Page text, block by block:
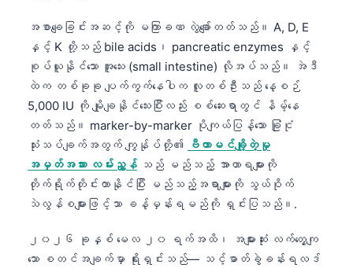
အစာချေခြင်းအဆင့်ကို မကြာခဏ လွဲချော်တတ်သည်။ A, D, E
နှင့် K တို့သည် bile acids၊ pancreatic enzymes နှင့်
စုပ်ယူနိုင်သော အူသေး (small intestine) လိုအပ်သည်။ အဲဒီ
ထဲက တစ်ခုခု ပျက်ကွက်နေပါက လူတစ်ဦးသည် နေ့စဉ်
5,000 IU ကို မျိုချနိုင်သေးပြီးလည်း စစ်ဆေးရာတွင် နိမ့်နေ
တတ်သည်။ marker-by-marker ပိုကျယ်ပြန့်သော ခြုံငုံ
သုံးသပ်ချက်အတွက် ကျွန်ုပ်တို့၏ ဗီတာမင်ချို့တဲ့မှု
အမှတ်အသား လမ်းညွှန် သည် မည်သည့် အာဟာရများကို
တိုက်ရိုက်တိုင်းတာနိုင်ပြီး မည်သည့်အရာများကို သွယ်ဝိုက်
သဲလွန်စများဖြင့်သာ ခန့်မှန်းရမည်ကို ရှင်းပြသည်။.
၂၀၂၆ ခုနှစ် မေလ ၂၀ ရက်အထိ၊ အများဆုံး လက်တွေ့ကျ
သော စတင်အချက်မှာ ရိုးရှင်းသည်— သင့်ဓာတ်ခွဲခန်းရလဒ်